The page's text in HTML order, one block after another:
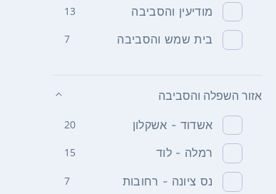
מודיעין והסביבה 13
בית שמש והסביבה 7
אזור השפלה והסביבה
אשדוד - אשקלון 20
רמלה - לוד 15
נס ציונה - רחובות 7